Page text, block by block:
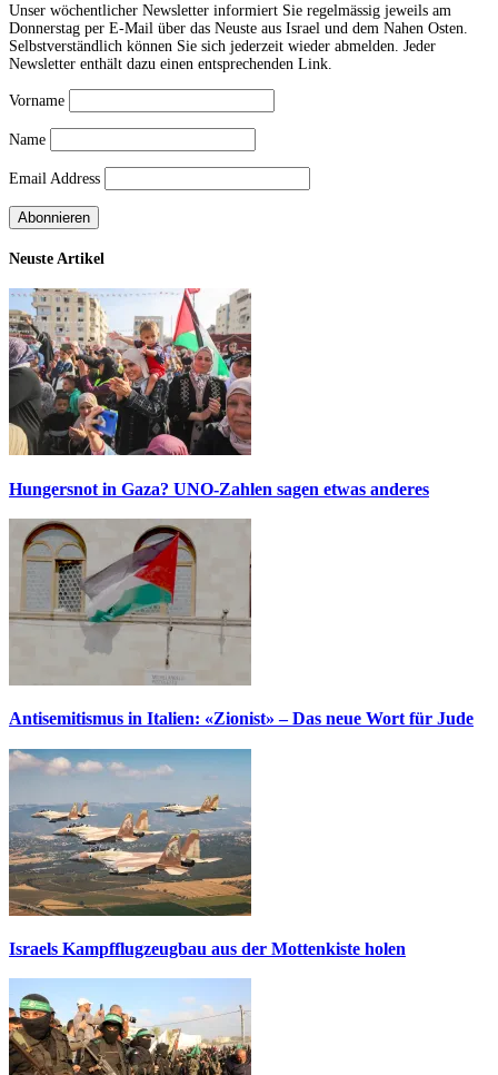
Unser wöchentlicher Newsletter informiert Sie regelmässig jeweils am
Donnerstag per E-Mail über das Neuste aus Israel und dem Nahen Osten.
Selbstverständlich können Sie sich jederzeit wieder abmelden. Jeder
Newsletter enthält dazu einen entsprechenden Link.
Vorname
Name
Email Address
Neuste Artikel
Hungersnot in Gaza? UNO-Zahlen sagen etwas anderes
Antisemitismus in Italien: «Zionist» – Das neue Wort für Jude
Israels Kampfflugzeugbau aus der Mottenkiste holen